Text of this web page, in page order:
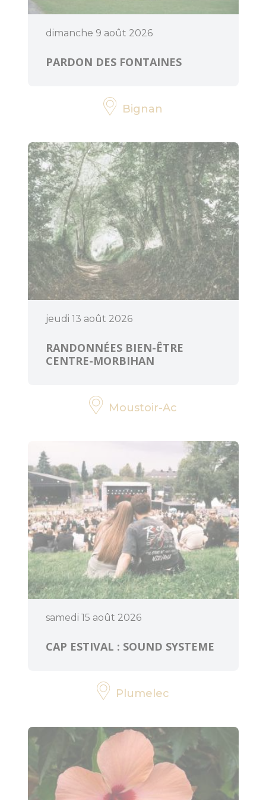
ART ET
CULTURE
Cinéma
Médiathèques
dimanche 9 août 2026
PARDON DES FONTAINES
Bignan
jeudi 13 août 2026
RANDONNÉES BIEN-ÊTRE
CENTRE-MORBIHAN
Moustoir-Ac
samedi 15 août 2026
CAP ESTIVAL : SOUND SYSTEME
Plumelec